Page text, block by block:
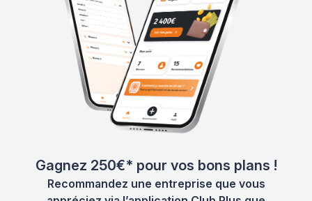
Gagnez 250€* pour vos bons plans !
Recommandez une entreprise que vous